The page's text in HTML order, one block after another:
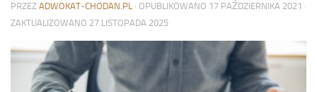
PRZEZ ADWOKAT-CHODAN.PL · OPUBLIKOWANO 17 PAŹDZIERNIKA 2021 ·
ZAKTUALIZOWANO 27 LISTOPADA 2025